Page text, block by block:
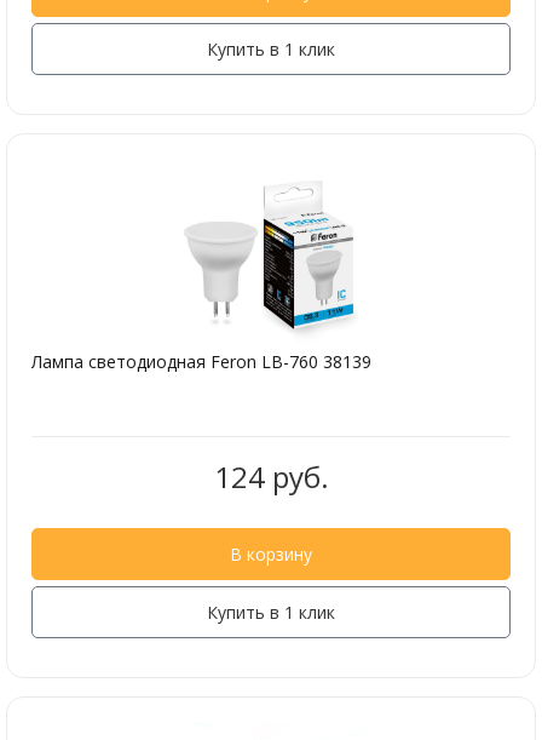
Купить в 1 клик
Лампа светодиодная Feron LB-760 38139
124 руб.
В корзину
Купить в 1 клик